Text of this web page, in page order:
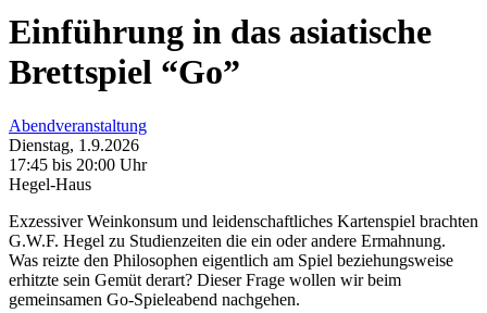
Einführung in das asiatische
Brettspiel “Go”
Abendveranstaltung
Dienstag, 1.9.2026
17:45 bis 20:00 Uhr
Hegel-Haus
Exzessiver Weinkonsum und leidenschaftliches Kartenspiel brachten
G.W.F. Hegel zu Studienzeiten die ein oder andere Ermahnung.
Was reizte den Philosophen eigentlich am Spiel beziehungsweise
erhitzte sein Gemüt derart? Dieser Frage wollen wir beim
gemeinsamen Go-Spieleabend nachgehen.